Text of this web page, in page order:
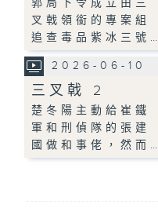
郭局下令成立由三
叉戟領銜的專案組
追查毒品紫冰三號…
2026-06-10
三叉戟 2
楚冬陽主動給崔鐵
軍和刑偵隊的張建
國做和事佬，然而…